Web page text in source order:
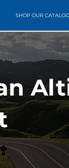
SHOP OUR CATALOG